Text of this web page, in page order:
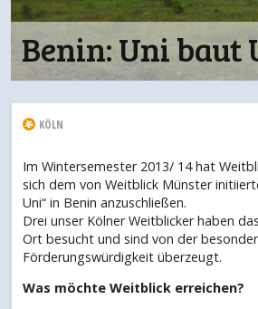
Benin: Uni baut
KÖLN
Im Wintersemester 2013/ 14 hat
sich dem von Weitblick Münster
Uni“ in Benin anzuschließen.
Drei unser Kölner Weitblicker haben
Ort besucht und sind von der
Förderungswürdigkeit überzeugt.
Was möchte Weitblick erreichen?